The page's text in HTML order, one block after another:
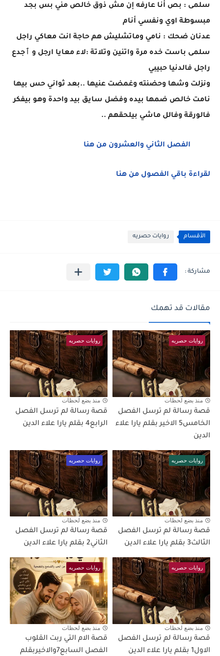
سلمى : بص أنا عارفه إن مش ذوق خالص مني بس بجد
مبسوطة اوي ونفسي أنام
عدنان ضحك : نامي وماتشليش هم حاجة انت معاكي راجل
سلمى باست خده مرة واتنين وتلاتة :لاء معايا ارجل و ٱجدع
راجل فالدنيا حبيبي
ونزلت وشها وحضنته وغمضت عنيها ..بعد ثواني حس بيها
نامت خالص ضمها بيده وفضل سايق بيد واحدة وهو بيفكر
فالورقة وفالل ماشي بيلحقهم ..
الفصل الثاني والعشرون من هنا
لقراءة باقي الفصول من هنا
الأقسام روايات حصريه
مقالات قد تهمك
روايات حصريه
منذ بضع لحظات
قصة رسالة لم ترسل الفصل
الخامس5 الاخير بقلم يارا علاء
الدين
روايات حصريه
منذ بضع لحظات
قصة رسالة لم ترسل الفصل
الرابع4 بقلم يارا علاء الدين
روايات حصريه
منذ بضع لحظات
قصة رسالة لم ترسل الفصل
الثالث3 بقلم يارا علاء الدين
روايات حصريه
منذ بضع لحظات
قصة رسالة لم ترسل الفصل
الثاني2 بقلم يارا علاء الدين
روايات حصريه
منذ بضع لحظات
قصة رسالة لم ترسل الفصل
الاول1 بقلم يارا علاء الدين
روايات حصريه
منذ بضع لحظات
قصة الام التي ربت القلوب
الفصل السابع7والاخيربقلم